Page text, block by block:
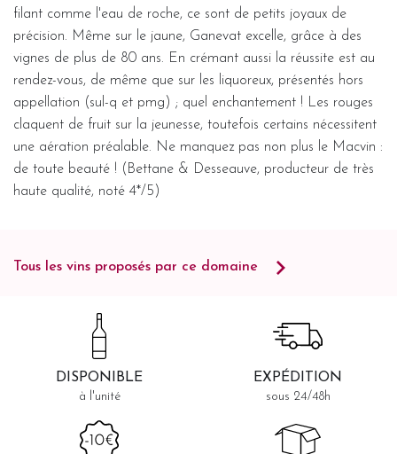
filant comme l'eau de roche, ce sont de petits joyaux de
précision. Même sur le jaune, Ganevat excelle, grâce à des
vignes de plus de 80 ans. En crémant aussi la réussite est au
rendez-vous, de même que sur les liquoreux, présentés hors
appellation (sul-q et pmg) ; quel enchantement ! Les rouges
claquent de fruit sur la jeunesse, toutefois certains nécessitent
une aération préalable. Ne manquez pas non plus le Macvin :
de toute beauté ! (Bettane & Desseauve, producteur de très
haute qualité, noté 4*/5)
Tous les vins proposés par ce domaine
DISPONIBLE
à l'unité
EXPÉDITION
sous 24/48h